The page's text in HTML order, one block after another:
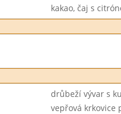
kakao, čaj s
drůbeží vývar s
vepřová krkovice